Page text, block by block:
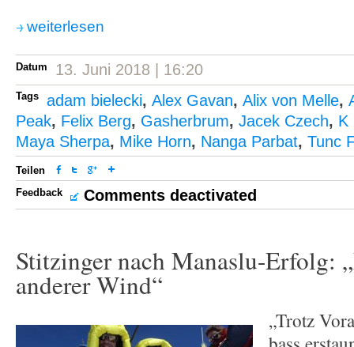
weiterlesen
Datum 13. Juni 2018 | 16:20
Tags adam bielecki, Alex Gavan, Alix von Melle,
Peak, Felix Berg, Gasherbrum, Jacek Czech, K
Maya Sherpa, Mike Horn, Nanga Parbat, Tunc
Teilen
Feedback
Comments deactivated
Stitzinger nach Manaslu-Erfolg:
anderer Wind“
„Trotz